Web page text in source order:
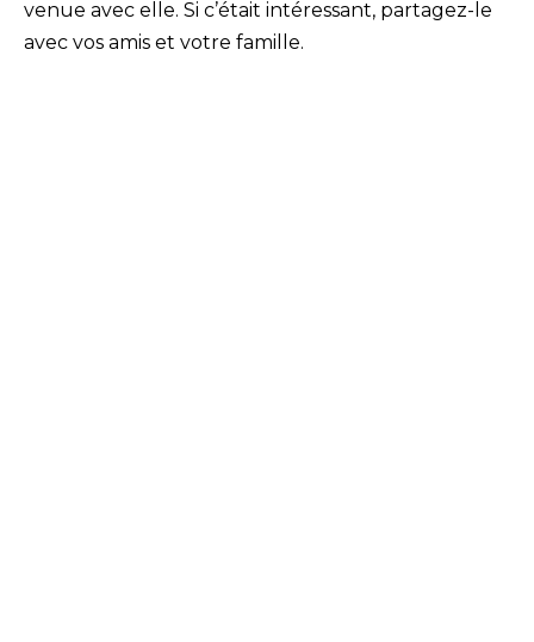
venue avec elle. Si c’était intéressant, partagez-le
avec vos amis et votre famille.